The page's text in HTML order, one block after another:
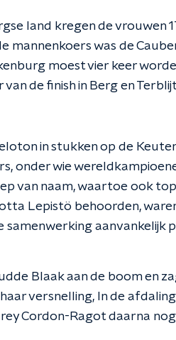
land kregen de vrouwen
mannenkoers was de
moest vier keer
de finish in Berg en
in stukken op de
onder wie
van naam, waartoe ook
Lepistö behoorden,
aanvankelijk
Blaak aan de boom en
versnelling, In de
Cordon-Ragot daarna